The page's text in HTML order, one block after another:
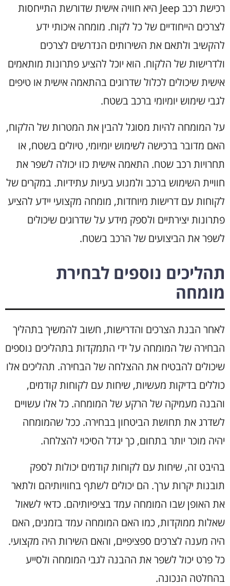
רכישת רכב Jeep היא חוויה אישית שדורשת התייחסות
לצרכים הייחודיים של כל לקוח. מומחה איכותי ידע
להקשיב ולתאם את השירותים הנדרשים לצרכים
ולדרישות של הלקוח. הוא יוכל להציע פתרונות מותאמים
אישית שיכולים לכלול שדרוגים בהתאמה אישית או טיפים
לגבי שימוש יומיומי ברכב בשטח.
על המומחה להיות מסוגל להבין את המטרות של הלקוח,
האם מדובר ברכישה לשימוש יומיומי, טיולים בשטח, או
תחרויות רכב שטח. התאמה אישית כזו יכולה לשפר את
חוויית השימוש ברכב ולמנוע בעיות עתידיות. במקרים של
לקוחות עם דרישות מיוחדות, מומחה מקצועי יידע להציע
פתרונות יצירתיים ולספק מידע על שדרוגים שיכולים
לשפר את הביצועים של הרכב בשטח.
תהליכים נוספים לבחירת
מומחה
לאחר הבנת הצרכים והדרישות, חשוב להמשיך בתהליך
הבחירה של המומחה על ידי התמקדות בתהליכים נוספים
שיכולים להבטיח את ההצלחה של הבחירה. תהליכים אלו
כוללים בדיקות מעשיות, שיחות עם לקוחות קודמים,
והבנה מעמיקה של הרקע של המומחה. כל אלו עשויים
לשדרג את תחושת הביטחון בבחירה. ככל שהמומחה
יהיה מוכר יותר בתחום, כך יגדל הסיכוי להצלחה.
בהיבט זה, שיחות עם לקוחות קודמים יכולות לספק
תובנות יקרות ערך. הם יכולים לשתף בחוויותיהם ולתאר
את האופן שבו המומחה עמד בציפיותיהם. כדאי לשאול
שאלות ממוקדות, כמו האם המומחה עמד בזמנים, האם
היה מענה לצרכים ספציפיים, והאם השירות היה מקצועי.
כל פרט יכול לשפר את ההבנה לגבי המומחה ולסייע
בהחלטה הנכונה.